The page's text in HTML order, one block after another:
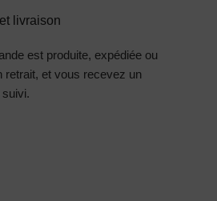
livraison
est produite, expédiée ou
retrait, et vous recevez un